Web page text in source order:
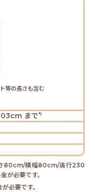
まで*1
等の長さも含む
80cm/横幅80cm/奥行230
が必要です。
必要です。